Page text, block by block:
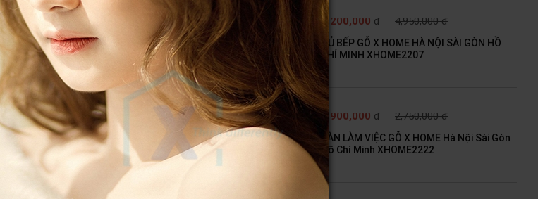
3,200,000 đ 4,950,000 đ
TỦ BẾP GỖ X HOME HÀ NỘI SÀI GÒN HỒ
CHÍ MINH XHOME2207
1,900,000 đ 2,750,000 đ
BÀN LÀM VIỆC GỖ X HOME Hà Nội Sài Gòn
Hồ Chí Minh XHOME2222